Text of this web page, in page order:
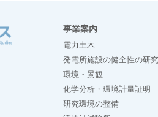
事業案内
電力土木
発電所施設の健全性の研
環境・景観
化学分析・環境計量証明
研究環境の整備